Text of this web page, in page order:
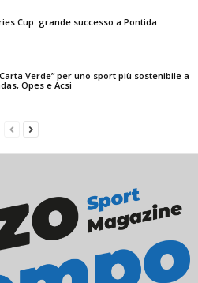
Cup: grande successo a Pontida
Verde” per uno sport più sostenibile a
Opes e Acsi